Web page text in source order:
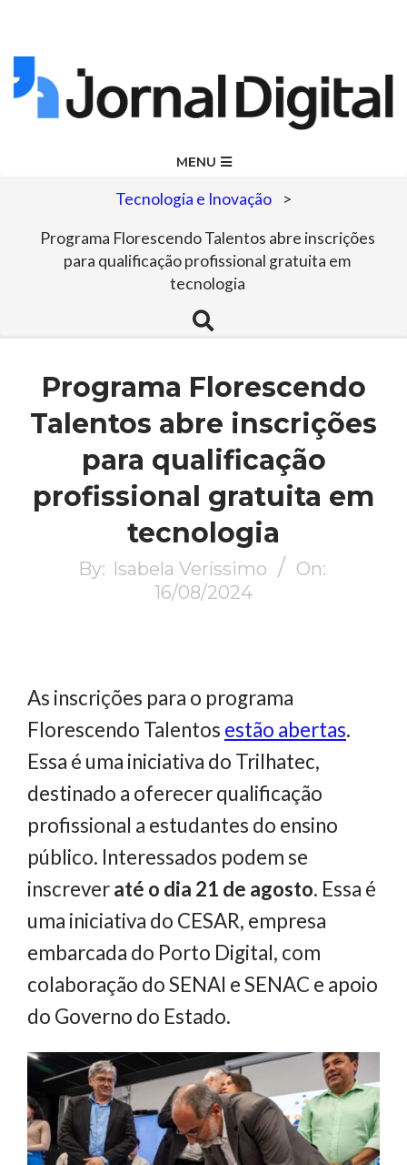
Skip
to
Jornal
Digital
MENU
Tecnologia e Inovação >
Programa Florescendo Talentos abre inscrições
para qualificação profissional gratuita em
tecnologia
Search
Programa Florescendo
Talentos abre inscrições
para qualificação
profissional gratuita em
tecnologia
By: Isabela Veríssimo
On:
16/08/2024
As inscrições para o programa
Florescendo Talentos estão abertas.
Essa é uma iniciativa do Trilhatec,
destinado a oferecer qualificação
profissional a estudantes do ensino
público. Interessados podem se
inscreveraté o dia 21 de agosto. Essa é
uma iniciativa do CESAR, empresa
embarcada do Porto Digital, com
colaboração do SENAI e SENAC e apoio
do Governo do Estado.